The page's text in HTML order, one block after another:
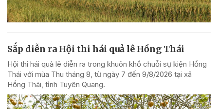
Sắp diễn ra Hội thi hái quả lê Hồng Thái
Hội thi hái quả lê diễn ra trong khuôn khổ chuỗi sự kiện Hồng
Thái với mùa Thu tháng 8, từ ngày 7 đến 9/8/2026 tại xã
Hồng Thái, tỉnh Tuyên Quang.